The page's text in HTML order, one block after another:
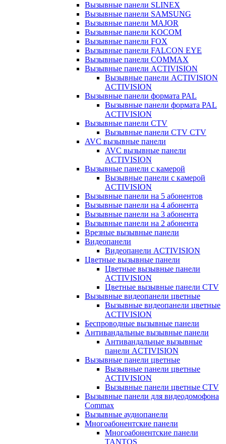
Вызывные панели SLINEX
Вызывные панели SAMSUNG
Вызывные панели MAJOR
Вызывные панели KOCOM
Вызывные панели FOX
Вызывные панели FALCON EYE
Вызывные панели COMMAX
Вызывные панели ACTIVISION
Вызывные панели ACTIVISION
ACTIVISION
Вызывные панели формата PAL
Вызывные панели формата PAL
ACTIVISION
Вызывные панели CTV
Вызывные панели CTV CTV
AVC вызывные панели
AVC вызывные панели
ACTIVISION
Вызывные панели с камерой
Вызывные панели с камерой
ACTIVISION
Вызывные панели на 5 абонентов
Вызывные панели на 4 абонента
Вызывные панели на 3 абонента
Вызывные панели на 2 абонента
Врезные вызывные панели
Видеопанели
Видеопанели ACTIVISION
Цветные вызывные панели
Цветные вызывные панели
ACTIVISION
Цветные вызывные панели CTV
Вызывные видеопанели цветные
Вызывные видеопанели цветные
ACTIVISION
Беспроводные вызывные панели
Антивандальные вызывные панели
Антивандальные вызывные
панели ACTIVISION
Вызывные панели цветные
Вызывные панели цветные
ACTIVISION
Вызывные панели цветные CTV
Вызывные панели для видеодомофона
Commax
Вызывные аудиопанели
Многоабонентские панели
Многоабонентские панели
TANTOS